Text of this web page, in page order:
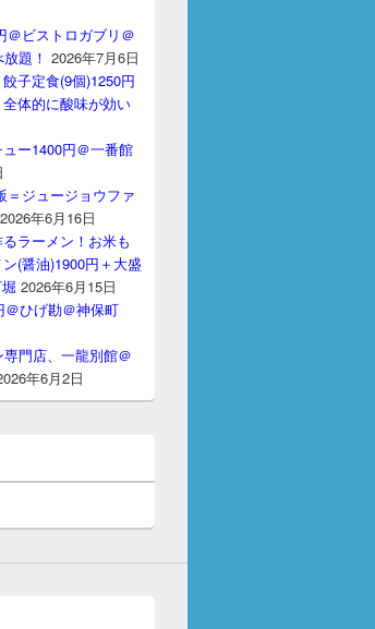
＠ビストロガブリ＠
題！ 2026年7月6日
子定食(9個)1250円
体的に酸味が効い
ー1400円＠一番館
＝ジュージョウファ
2026年6月16日
ラーメン！お米も
(醤油)1900円＋大盛
2026年6月15日
ひげ勘＠神保町
門店、一龍別館＠
年6月2日